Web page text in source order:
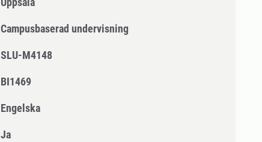
Campusbaserad undervisning
SLU-M4148
BI1469
Engelska
Ja